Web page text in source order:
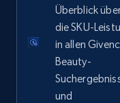
URL, Product id,
Rating, Reviews
Überblick
die SKU-
in allen
Beauty-
und